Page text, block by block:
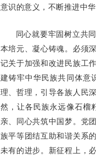
意识的意义，不断推进中
同心就要牢固树立共
本培元、凝心铸魂。必须
记关于加强和改进民族工
建铸牢中华民族共同体意
理、哲理，引导各族人民
然，让各民族永远像石榴
亲、同心共筑中国梦。党
族平等团结互助和谐关系
未有的进步。新征程上，